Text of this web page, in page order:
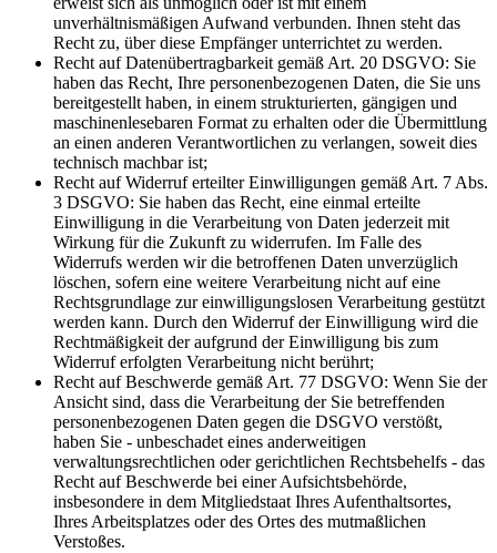
unverhältnismäßigen Aufwand verbunden. Ihnen steht das
Recht zu, über diese Empfänger unterrichtet zu werden.
Recht auf Datenübertragbarkeit gemäß Art. 20 DSGVO: Sie
haben das Recht, Ihre personenbezogenen Daten, die Sie uns
bereitgestellt haben, in einem strukturierten, gängigen und
maschinenlesebaren Format zu erhalten oder die Übermittlung
an einen anderen Verantwortlichen zu verlangen, soweit dies
technisch machbar ist;
Recht auf Widerruf erteilter Einwilligungen gemäß Art. 7 Abs.
3 DSGVO: Sie haben das Recht, eine einmal erteilte
Einwilligung in die Verarbeitung von Daten jederzeit mit
Wirkung für die Zukunft zu widerrufen. Im Falle des
Widerrufs werden wir die betroffenen Daten unverzüglich
löschen, sofern eine weitere Verarbeitung nicht auf eine
Rechtsgrundlage zur einwilligungslosen Verarbeitung gestützt
werden kann. Durch den Widerruf der Einwilligung wird die
Rechtmäßigkeit der aufgrund der Einwilligung bis zum
Widerruf erfolgten Verarbeitung nicht berührt;
Recht auf Beschwerde gemäß Art. 77 DSGVO: Wenn Sie der
Ansicht sind, dass die Verarbeitung der Sie betreffenden
personenbezogenen Daten gegen die DSGVO verstößt,
haben Sie - unbeschadet eines anderweitigen
verwaltungsrechtlichen oder gerichtlichen Rechtsbehelfs - das
Recht auf Beschwerde bei einer Aufsichtsbehörde,
insbesondere in dem Mitgliedstaat Ihres Aufenthaltsortes,
Ihres Arbeitsplatzes oder des Ortes des mutmaßlichen
Verstoßes.